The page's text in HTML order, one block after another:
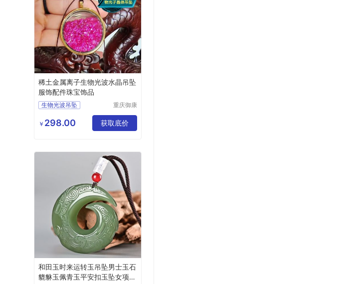
稀土金属离子生物光波水晶吊坠
服饰配件珠宝饰品
生物光波吊坠
稀土光波吊坠
重庆御康
术有限公
司
￥ 298.00 获取底价
和田玉时来运转玉吊坠男士玉石
貔貅玉佩青玉平安扣玉坠女项链